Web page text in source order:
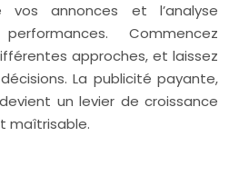
annonces et l’analyse
Commencez
approches, et laissez
La publicité payante,
un levier de croissance
maîtrisable.